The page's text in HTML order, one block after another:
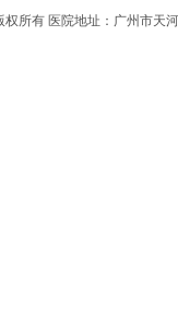
所有 医院地址：广州市天